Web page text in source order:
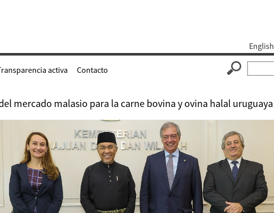
activa Contacto
English
mercado malasio para la carne bovina y ovina halal uruguaya